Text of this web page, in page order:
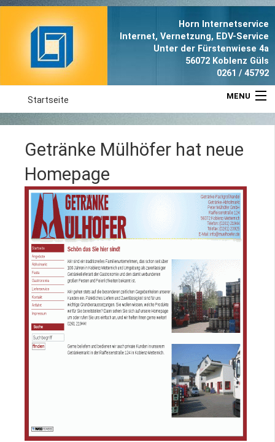
Horn Internetservice
Internet, Vernetzung, EDV-Service
Unter der Fürstenwiese 4a
56072 Koblenz Güls
0261 / 45792
MENU
Startseite
Referenzen
Anfahrt
Portrait
Impressum / Datenschutz
Getränke Mülhöfer hat neue
Homepage